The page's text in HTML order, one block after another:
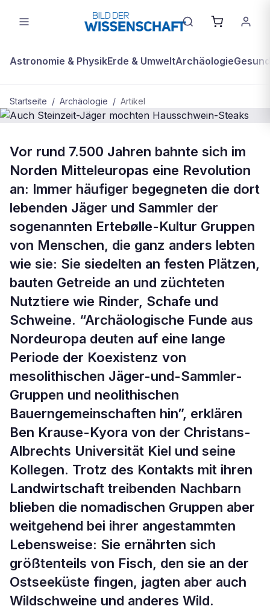
Astronomie & PhysikErde & UmweltArchäologie
Startseite / Archäologie / Artikel
Auch Steinzeit-Jäger mochten
Hausschwein-Steaks
Vor rund 7.500 Jahren bahnte sich im
Norden Mitteleuropas eine Revolution
an: Immer häufiger begegneten die dort
lebenden Jäger und Sammler der
sogenannten Ertebølle-Kultur Gruppen
von Menschen, die ganz anders lebten
wie sie: Sie siedelten an festen Plätzen,
bauten Getreide an und züchteten
Nutztiere wie Rinder, Schafe und
Schweine. “Archäologische Funde aus
Nordeuropa deuten auf eine lange
Periode der Koexistenz von
mesolithischen Jäger-und-Sammler-
Gruppen und neolithischen
Bauerngemeinschaften hin”, erklären
Ben Krause-Kyora von der Christans-
Albrechts Universität Kiel und seine
Kollegen. Trotz des Kontakts mit ihren
Landwirtschaft treibenden Nachbarn
blieben die nomadischen Gruppen aber
weitgehend bei ihrer angestammten
Lebensweise: Sie ernährten sich
größtenteils von Fisch, den sie an der
Ostseeküste fingen, jagten aber auch
Wildschweine und anderes Wild.